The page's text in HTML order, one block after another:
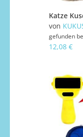
von
gefunden
12,08 €